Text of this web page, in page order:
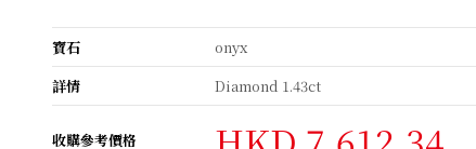
寶石
onyx
詳情
Diamond 1.43ct
收購參考價格